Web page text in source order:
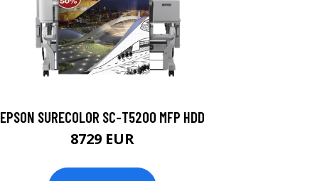
EPSON SURECOLOR SC-T5200 MFP HDD
8729 EUR